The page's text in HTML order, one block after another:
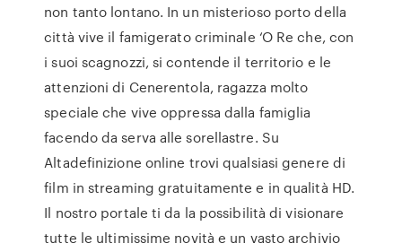
non tanto lontano. In un misterioso porto della
città vive il famigerato criminale ‘O Re che, con
i suoi scagnozzi, si contende il territorio e le
attenzioni di Cenerentola, ragazza molto
speciale che vive oppressa dalla famiglia
facendo da serva alle sorellastre. Su
Altadefinizione online trovi qualsiasi genere di
film in streaming gratuitamente e in qualità HD.
Il nostro portale ti da la possibilità di visionare
tutte le ultimissime novità e un vasto archivio